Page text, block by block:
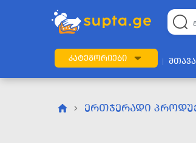
ᲙᲐᲢᲔᲒᲝᲠᲘᲔᲑᲘ
ᲔᲠᲗᲯᲔᲠᲐᲓᲘ